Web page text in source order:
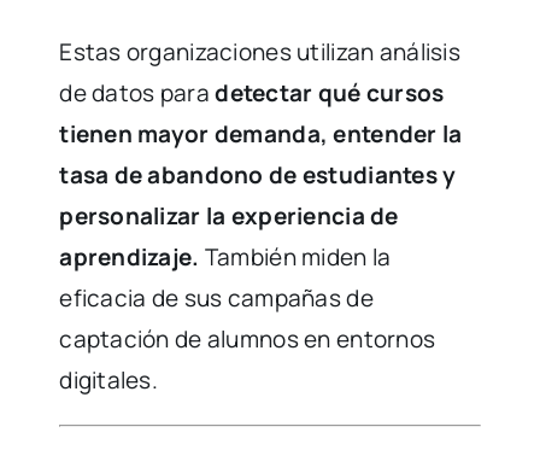
Estas organizaciones utilizan análisis
de datos paradetectar qué cursos
tienen mayor demanda, entender la
tasa de abandono de estudiantes y
personalizar la experiencia de
aprendizaje. También miden la
eficacia de sus campañas de
captación de alumnos en entornos
digitales.